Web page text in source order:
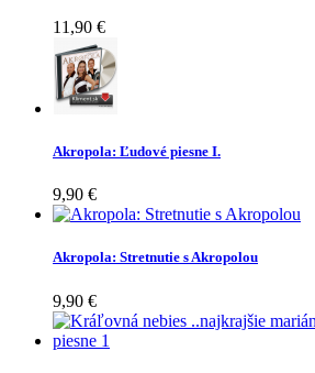
11,90 €
Akropola: Ľudové piesne I.
9,90 €
Akropola: Stretnutie s Akropolou
9,90 €